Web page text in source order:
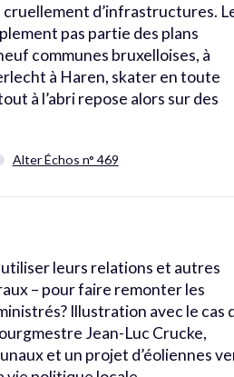
d’infrastructures.
pas partie des plans
communes bruxelloises, à
à Haren, skater en toute
à l’abri repose alors sur des
Alter Échos n° 469
leurs relations et autres
– pour faire remonter les
Illustration avec le cas
Jean-Luc Crucke,
et un projet d’éoliennes